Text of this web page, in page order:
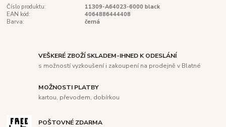
Číslo produktu:
11309-A64023-6000 black
EAN kód:
4064886444408
Barva:
černá
VEŠKERÉ ZBOŽÍ SKLADEM-IHNED K ODESLÁNÍ
s možností vyzkoušení i zakoupení na prodejně v Blatné
MOŽNOSTI PLATBY
kartou, převodem, dobírkou
POŠTOVNÉ ZDARMA